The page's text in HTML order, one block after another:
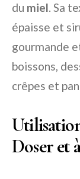
du miel. Sa
épaisse et
gourmande
boissons,
crêpes et
Doser et